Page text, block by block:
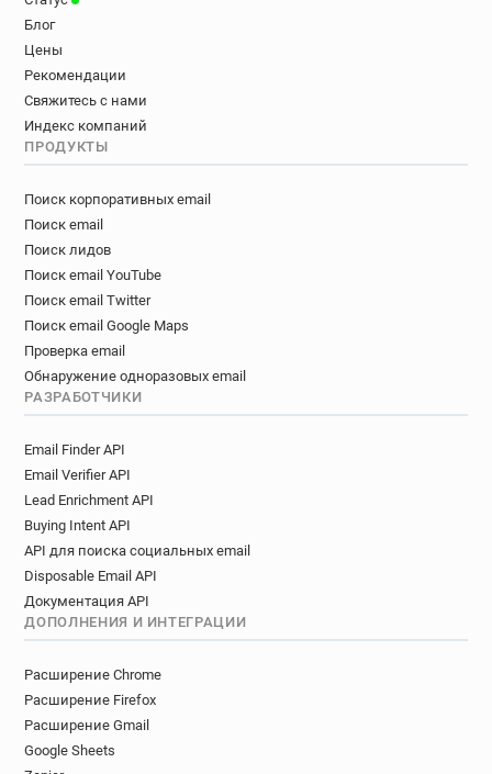
Блог
Цены
Рекомендации
Свяжитесь с нами
Индекс компаний
ПРОДУКТЫ
Поиск корпоративных email
Поиск email
Поиск лидов
Поиск email YouTube
Поиск email Twitter
Поиск email Google Maps
Проверка email
Обнаружение одноразовых email
РАЗРАБОТЧИКИ
Email Finder API
Email Verifier API
Lead Enrichment API
Buying Intent API
API для поиска социальных email
Disposable Email API
Документация API
ДОПОЛНЕНИЯ И ИНТЕГРАЦИИ
Расширение Chrome
Расширение Firefox
Расширение Gmail
Google Sheets